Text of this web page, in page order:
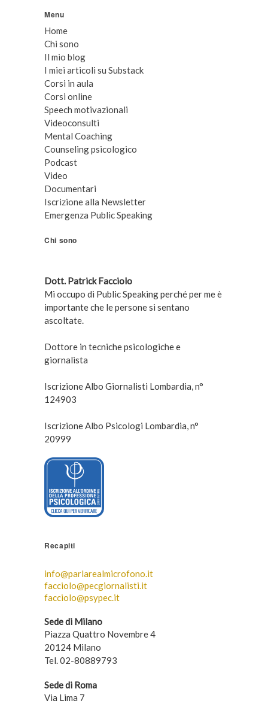
Menu
Home
Chi sono
Il mio blog
I miei articoli su Substack
Corsi in aula
Corsi online
Speech motivazionali
Videoconsulti
Mental Coaching
Counseling psicologico
Podcast
Video
Documentari
Iscrizione alla Newsletter
Emergenza Public Speaking
Chi sono
Dott. Patrick Facciolo
Mi occupo di Public Speaking perché per me è
importante che le persone si sentano
ascoltate.
Dottore in tecniche psicologiche e
giornalista
Iscrizione Albo Giornalisti Lombardia, n°
124903
Iscrizione Albo Psicologi Lombardia, n°
20999
Recapiti
info@parlarealmicrofono.it
facciolo@pecgiornalisti.it
facciolo@psypec.it
Sede di Milano
Piazza Quattro Novembre 4
20124 Milano
Tel. 02-80889793
Sede di Roma
Via Lima 7